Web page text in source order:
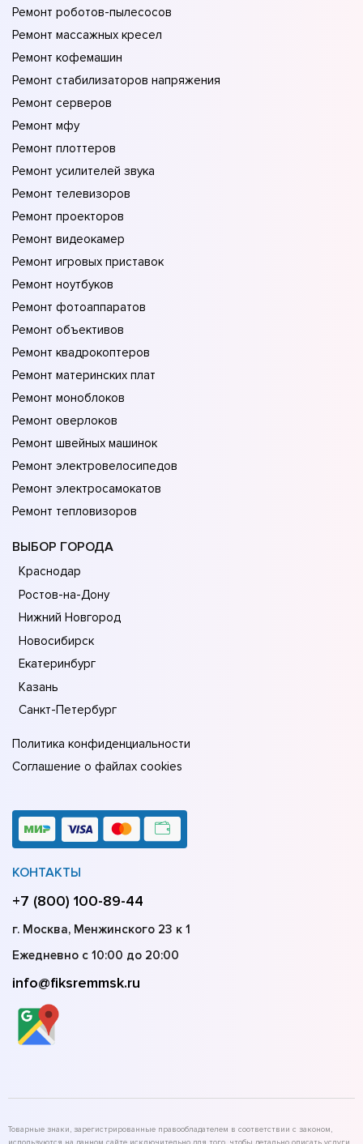
Ремонт роботов-пылесосов
Ремонт массажных кресел
Ремонт кофемашин
Ремонт стабилизаторов напряжения
Ремонт серверов
Ремонт мфу
Ремонт плоттеров
Ремонт усилителей звука
Ремонт телевизоров
Ремонт проекторов
Ремонт видеокамер
Ремонт игровых приставок
Ремонт ноутбуков
Ремонт фотоаппаратов
Ремонт объективов
Ремонт квадрокоптеров
Ремонт материнских плат
Ремонт моноблоков
Ремонт оверлоков
Ремонт швейных машинок
Ремонт электровелосипедов
Ремонт электросамокатов
Ремонт тепловизоров
ВЫБОР ГОРОДА
Краснодар
Ростов-на-Дону
Нижний Новгород
Новосибирск
Екатеринбург
Казань
Санкт-Петербург
Политика конфиденциальности
Соглашение о файлах cookies
КОНТАКТЫ
+7 (800) 100-89-44
г. Москва, Менжинского 23 к 1
Ежедневно с 10:00 до 20:00
info@fiksremmsk.ru
Товарные знаки, зарегистрированные правообладателем в соответствии с законом,